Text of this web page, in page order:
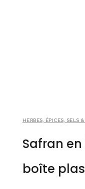
HERBES, ÉPICES, SELS
Safran
boîte